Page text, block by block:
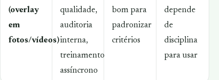
(overlay
em
fotos/vídeos)
qualidade,
auditoria
interna,
treinamento
assíncrono
bom para
padronizar
critérios
depende
de
disciplina
para usar